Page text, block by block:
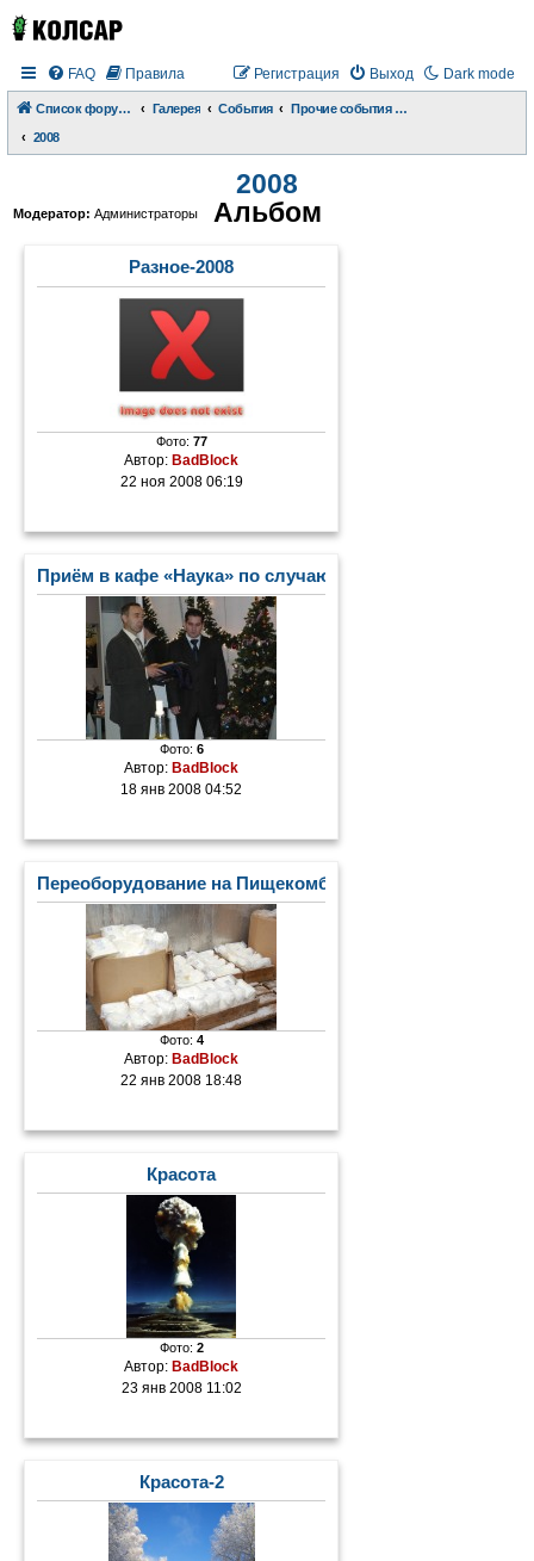
Dark mode
FAQ Правила Выход
Регистрация
Список форумов Галерея События
Прочие события и происшествия
2008
2008
Модератор: Администраторы Альбом
Разное-2008
Фото: 77
Автор:BadBlock
22 ноя 2008 06:19
Приём в кафе «Наука» по случаю Дня Российской
Фото: 6
Автор:BadBlock
18 янв 2008 04:52
Переоборудование на Пищекомбинате
Фото: 4
Автор: BadBlock
22 янв 2008 18:48
Красота
Фото: 2
Автор: BadBlock
23 янв 2008 11:02
Красота-2